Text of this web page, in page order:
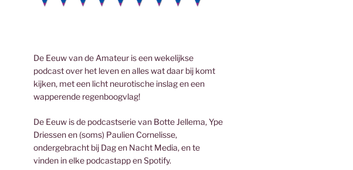
De Eeuw van de Amateur is een wekelijkse
podcast over het leven en alles wat daar bij komt
kijken, met een licht neurotische inslag en een
wapperende regenboogvlag!
De Eeuw is de podcastserie van Botte Jellema, Ype
Driessen en (soms) Paulien Cornelisse,
ondergebracht bij Dag en Nacht Media, en te
vinden in elke podcastapp en Spotify.